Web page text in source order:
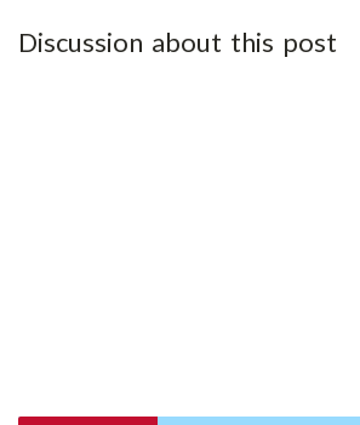
Discussion about this post